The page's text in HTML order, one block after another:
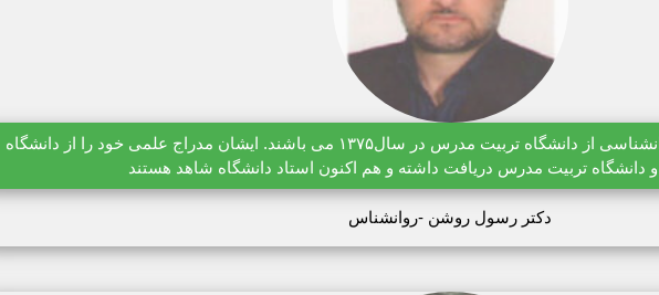
دکتر رسول روشن دارای دکتری روانشناسی از دانشگاه تربیت مدرس در سال۱۳۷۵ می باشند. ایشان مدراج علمی خود را از دانشگاه
دانشگاه تربیت مدرس دریافت داشته و هم اکنون استاد دانشگاه شاهد هستند
دکتر رسول روشن -روانشناس